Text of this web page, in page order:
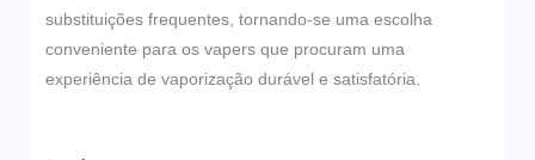
substituições frequentes, tornando-se uma escolha
conveniente para os vapers que procuram uma
experiência de vaporização durável e satisfatória.